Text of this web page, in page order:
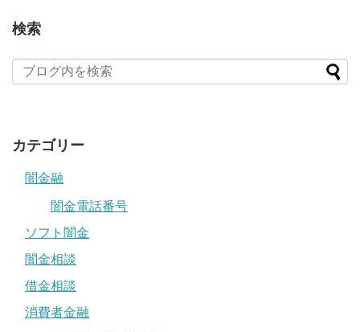
検索
カテゴリー
闇金融
闇金電話番号
ソフト闇金
闇金相談
借金相談
消費者金融